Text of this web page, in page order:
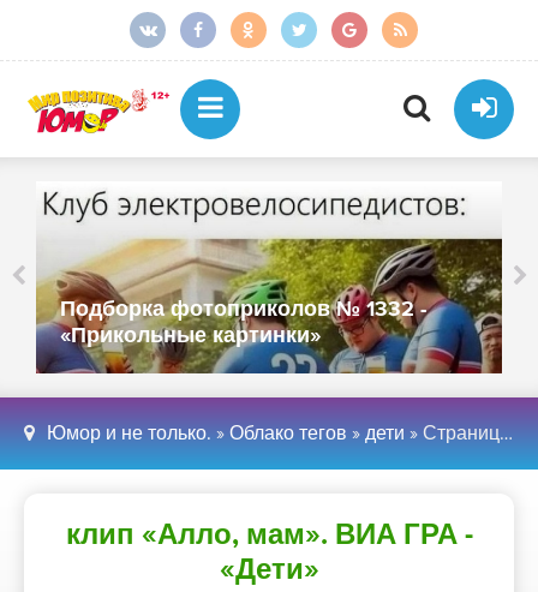
Подборка фотоприколов № 1331 -
«Прикольные картинки»
Юмор и не только. » Облако тегов » дети » Страница 3
клип «Алло, мам». ВИА ГРА -
«Дети»